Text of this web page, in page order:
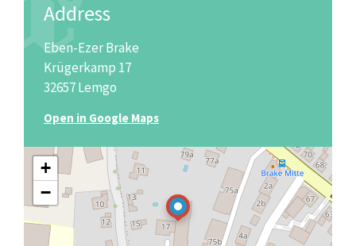
Address
Eben-Ezer Brake
Krügerkamp 17
32657 Lemgo
Open in Google Maps
+
−